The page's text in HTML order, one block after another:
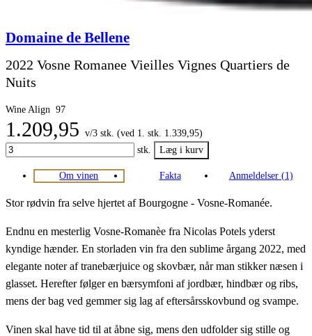
Domaine de Bellene
2022 Vosne Romanee Vieilles Vignes Quartiers de
Nuits
Wine Align 97
1.209,95 v/3 stk. (ved 1. stk. 1.339,95)
stk.
Om vinen Fakta Anmeldelser (1)
Stor rødvin fra selve hjertet af Bourgogne - Vosne-Romanée.
Endnu en mesterlig Vosne-Romanèe fra Nicolas Potels yderst
kyndige hænder. En storladen vin fra den sublime årgang 2022, med
elegante noter af tranebærjuice og skovbær, når man stikker næsen i
glasset. Herefter følger en bærsymfoni af jordbær, hindbær og ribs,
mens der bag ved gemmer sig lag af eftersårsskovbund og svampe.
Vinen skal have tid til at åbne sig, mens den udfolder sig stille og